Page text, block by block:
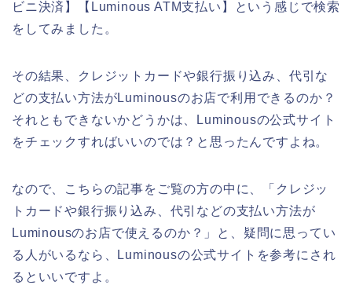
ビニ決済】【Luminous ATM支払い】という感じで検索
をしてみました。
その結果、クレジットカードや銀行振り込み、代引な
どの支払い方法がLuminousのお店で利用できるのか？
それともできないかどうかは、Luminousの公式サイト
をチェックすればいいのでは？と思ったんですよね。
なので、こちらの記事をご覧の方の中に、「クレジッ
トカードや銀行振り込み、代引などの支払い方法が
Luminousのお店で使えるのか？」と、疑問に思ってい
る人がいるなら、Luminousの公式サイトを参考にされ
るといいですよ。